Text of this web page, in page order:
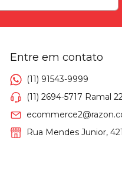
Entre em contato
(11) 91543-9999
(11) 2694-5717 Ramal
Rua Mendes Junior, 421